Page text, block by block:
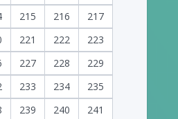
215 216
217
221 222
223
227 228
229
233 234
235
239 240
241